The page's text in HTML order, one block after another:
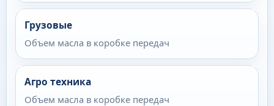
Грузовые
Объем масла в коробке передач
Агро техника
Объем масла в коробке передач